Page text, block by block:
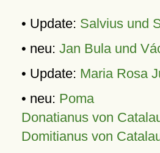
• Update: Salvius und
• neu: Jan Bula und
• Update: Maria Rosa
• neu: Poma
Donatianus von
Domitianus von